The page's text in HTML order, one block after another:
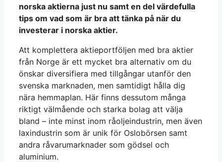
norska aktierna just nu samt en del värdefulla
tips om vad som är bra att tänka på när du
investerar i norska aktier.
Att komplettera aktieportföljen med bra aktier
från Norge är ett mycket bra alternativ om du
önskar diversifiera med tillgångar utanför den
svenska marknaden, men samtidigt hålla dig
nära hemmaplan. Här finns dessutom många
riktigt välmående och starka bolag att välja
bland – inte minst inom råoljeindustrin, men även
laxindustrin som är unik för Oslobörsen samt
andra råvarumarknader som gödsel och
aluminium.